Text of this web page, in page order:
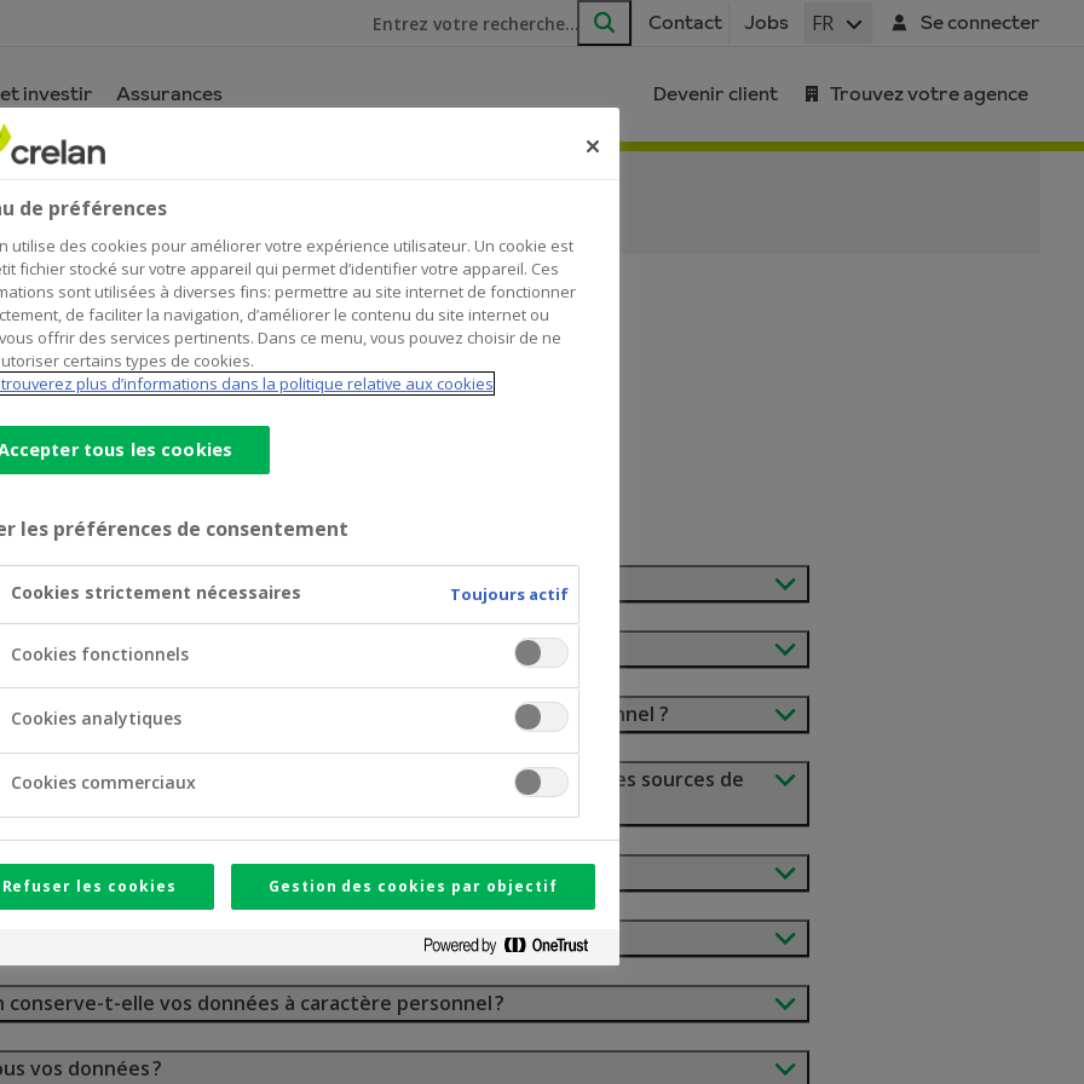
Je cherche
Rechercher
Contact Jobs FR Se connecter
investir Assurances Devenir client Trouvez votre agence
candidats
matière de protection de la vie privée?
bases juridiques traitons-nous vos données à caractère personnel ?
à caractère personnel traités par Crelan et quelles sont les sources de
de décision automatisée ?
vos données à caractère personnel ?
conserve-t-elle vos données à caractère personnel ?
vos données ?
de préférences
utilise des cookies pour améliorer votre expérience utilisateur. Un cookie est
fichier stocké sur votre appareil qui permet d’identifier votre appareil. Ces
sont utilisées à diverses fins: permettre au site internet de fonctionner
de faciliter la navigation, d’améliorer le contenu du site internet ou
offrir des services pertinents. Dans ce menu, vous pouvez choisir de ne
certains types de cookies.
plus d’informations dans la politique relative aux cookies
tous les cookies
les préférences de consentement
Cookies strictement nécessaires Toujours actif
Cookies fonctionnels
Cookies analytiques
Cookies commerciaux
Refuser les cookies Gestion des cookies par objectif